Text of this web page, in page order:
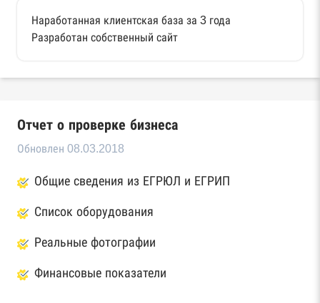
Наработанная клиентская база за 3 года
Разработан собственный сайт
Отчет о проверке бизнеса
Обновлен 08.03.2018
Общие сведения из ЕГРЮЛ и ЕГРИП
Список оборудования
Реальные фотографии
Финансовые показатели